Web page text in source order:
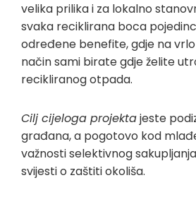
velika prilika i za lokalno
svaka reciklirana boca
određene benefite, gdje na
način sami birate gdje želite
recikliranog otpada.
Cilj cijeloga projektajeste
građana, a pogotovo kod
važnosti selektivnog
svijesti o zaštiti okoliša.